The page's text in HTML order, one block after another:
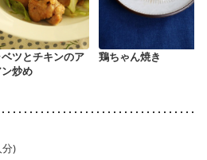
ツとチキンのア
炒め
鶏ちゃん焼き
分)